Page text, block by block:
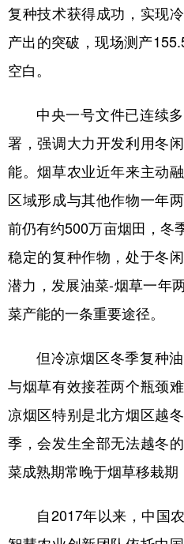
食品 人居
学术中国 乡村振兴
彩票 娱乐
公益 一带一路
文化产业
地方频道
四川 贵州
陕西 甘肃
复种技术获得成功，实现
产出的突破，现场测产
空白。
中央一号文件已连续
署，强调大力开发利用冬
能。烟草农业近年来主动
区域形成与其他作物一年
前仍有约500万亩烟田，冬
稳定的复种作物，处于冬
潜力，发展油菜-烟草一年
菜产能的一条重要途径。
但冷凉烟区冬季复种
与烟草有效接茬两个瓶颈
凉烟区特别是北方烟区越
季，会发生全部无法越冬
菜成熟期常晚于烟草移栽期
自 2017年以来，中国